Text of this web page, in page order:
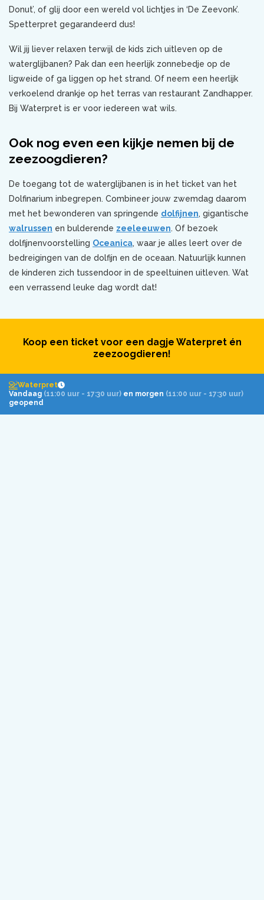
Donut’, of glij door een wereld vol lichtjes in ‘De Zeevonk’.
Spetterpret gegarandeerd dus!
Wil jij liever relaxen terwijl de kids zich uitleven op de
waterglijbanen? Pak dan een heerlijk zonnebedje op de
ligweide of ga liggen op het strand. Of neem een heerlijk
verkoelend drankje op het terras van restaurant Zandhapper.
Bij Waterpret is er voor iedereen wat wils.
Ook nog even een kijkje nemen bij de
zeezoogdieren?
De toegang tot de waterglijbanen is in het ticket van het
Dolfinarium inbegrepen. Combineer jouw zwemdag daarom
met het bewonderen van springende dolfijnen, gigantische
walrussen en bulderende zeeleeuwen. Of bezoek
dolfijnenvoorstelling Oceanica, waar je alles leert over de
bedreigingen van de dolfijn en de oceaan. Natuurlijk kunnen
de kinderen zich tussendoor in de speeltuinen uitleven. Wat
een verrassend leuke dag wordt dat!
Koop een ticket voor een dagje Waterpret én
zeezoogdieren!
Waterpret
Vandaag (11:00 uur - 17:30 uur) en morgen (11:00 uur - 17:30 uur)
geopend